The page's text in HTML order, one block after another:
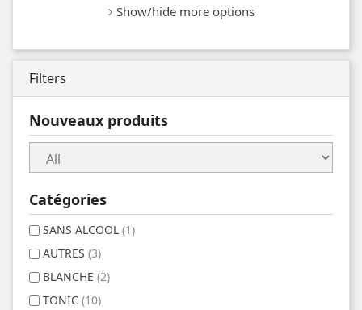
Show/hide more options
Filters
Nouveaux produits
Catégories
SANS ALCOOL (1)
AUTRES (3)
BLANCHE (2)
TONIC (10)